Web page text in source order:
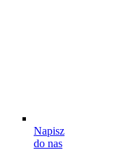
Napisz
do nas